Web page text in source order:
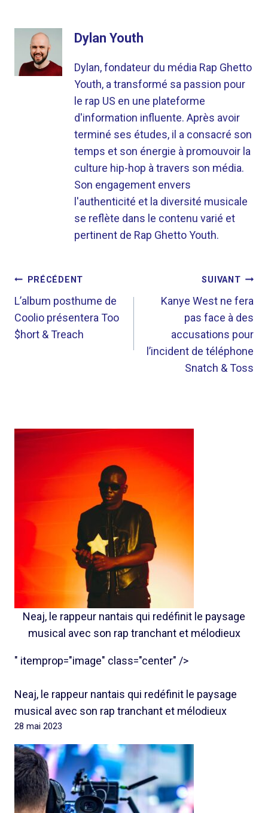
Dylan Youth
Dylan, fondateur du média Rap Ghetto
Youth, a transformé sa passion pour
le rap US en une plateforme
d'information influente. Après avoir
terminé ses études, il a consacré son
temps et son énergie à promouvoir la
culture hip-hop à travers son média.
Son engagement envers
l'authenticité et la diversité musicale
se reflète dans le contenu varié et
pertinent de Rap Ghetto Youth.
NAVIGATION
DE
L’ARTICLE
PRÉCÉDENT
L’album posthume de
Coolio présentera Too
$hort & Treach
SUIVANT
Kanye West ne fera
pas face à des
accusations pour
l’incident de téléphone
Snatch & Toss
Neaj, le rappeur nantais qui redéfinit le paysage
musical avec son rap tranchant et mélodieux
" itemprop="image" class="center" />
Neaj, le rappeur nantais qui redéfinit le paysage
musical avec son rap tranchant et mélodieux
28 mai 2023